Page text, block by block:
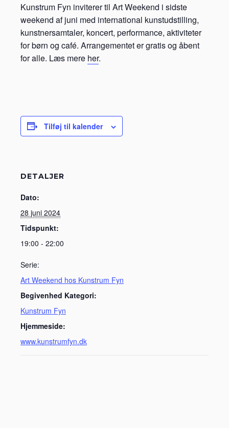
Kunstrum Fyn inviterer til Art Weekend i sidste
weekend af juni med international kunstudstilling,
kunstnersamtaler, koncert, performance, aktiviteter
for børn og café. Arrangementet er gratis og åbent
for alle. Læs mere her.
Tilføj til kalender
DETALJER
Dato:
28 juni 2024
Tidspunkt:
19:00 - 22:00
Serie:
Art Weekend hos Kunstrum Fyn
Begivenhed Kategori:
Kunstrum Fyn
Hjemmeside:
www.kunstrumfyn.dk